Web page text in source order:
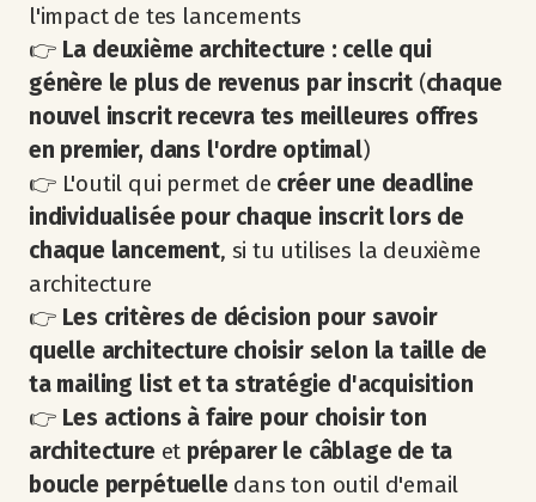
l'impact de tes lancements
👉 La deuxième architecture : celle qui
génère le plus de revenus par inscrit (chaque
nouvel inscrit recevra tes meilleures offres
en premier, dans l'ordre optimal)
👉 L'outil qui permet de créer une deadline
individualisée pour chaque inscrit lors de
chaque lancement, si tu utilises la deuxième
architecture
👉 Les critères de décision pour savoir
quelle architecture choisir selon la taille de
ta mailing list et ta stratégie d'acquisition
👉 Les actions à faire pour choisir ton
architecture et préparer le câblage de ta
boucle perpétuelle dans ton outil d'email